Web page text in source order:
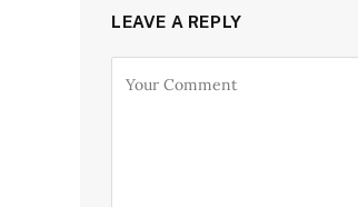
LEAVE A REPLY